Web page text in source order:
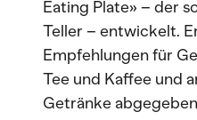
Eating Plate» – der
Teller – entwickelt.
Empfehlungen für
Tee und Kaffee und
Getränke